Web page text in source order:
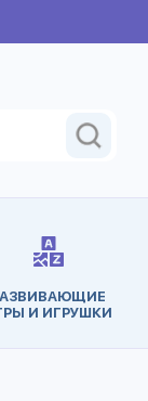
И ИГРУШКИ